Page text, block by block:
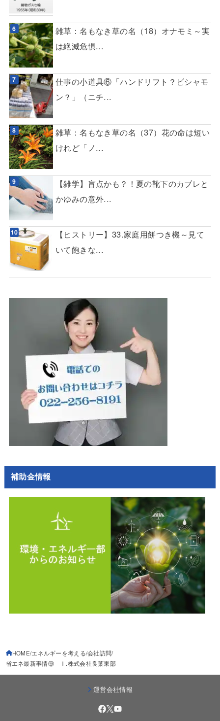
雑草：名もなき草の名（18）オナモミ～実
は絶滅危惧...
仕事の小道具⑥「ハンドリフト？ビシャモ
ン？」（ニチ...
雑草：名もなき草の名（37）花の命は短い
けれど「ノ...
【雑学】盲点かも？！夏の靴下のカブレと
かゆみの意外...
【ヒストリー】33.家庭用餅つき機～見て
いて飽きな...
補助金情報
HOME エネルギーを考える 会社訪問
省エネ最新事情⑨ Ⅰ.株式会社良葉東部
運営会社情報